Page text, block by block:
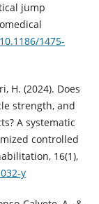
jump
1475-
H. (2024). Does
strength, and
A systematic
controlled
16(1),
y